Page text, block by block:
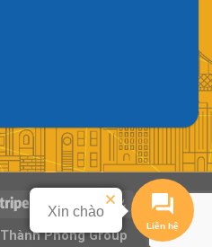
Thành Phong Group
Liên hệ
Xin chào